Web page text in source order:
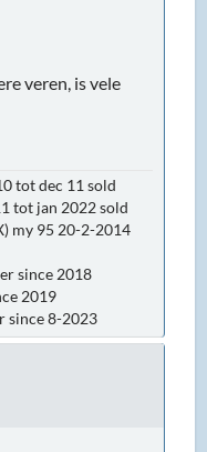
veren, is vele
tot dec 11 sold
tot jan 2022 sold
my 95 20-2-2014
since 2018
2019
since 8-2023